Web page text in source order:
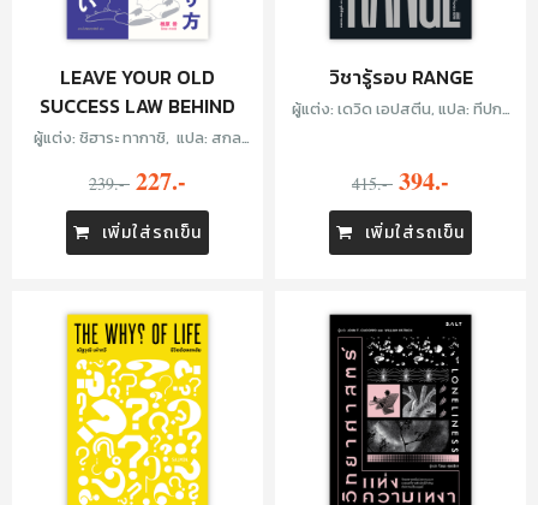
LEAVE YOUR OLD
SUCCESS LAW BEHIND
ผู้แต่ง: ชิฮาระ ทากาชิ, แปล: สกล
239.- 227.-
เพิ่มใส่รถเข็น
วิชารู้รอบ RANGE
ผู้แต่ง: เดวิด เอปสตีน, แปล: ทีปกร
415.- 394.-
เพิ่มใส่รถเข็น